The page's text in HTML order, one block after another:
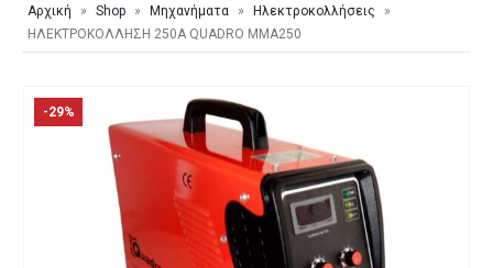
Αρχική » Shop » Μηχανήματα » Ηλεκτροκολλήσεις
»
ΗΛΕΚΤΡΟΚΟΛΛΗΣΗ 250Α QUADRO MMA250
-29%